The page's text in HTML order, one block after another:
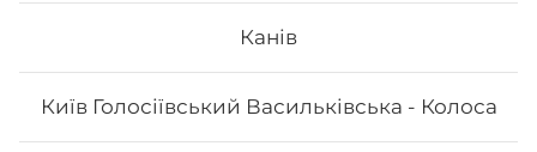
Канів
Київ Голосіївський Васильківська - Колоса